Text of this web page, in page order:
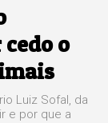
o
Luiz Sofal, da
e por que a